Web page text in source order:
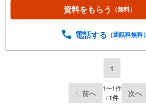
資料をもらう （無料）
電話する （通話料無料）
1
前へ 1〜1件
/1件 次へ